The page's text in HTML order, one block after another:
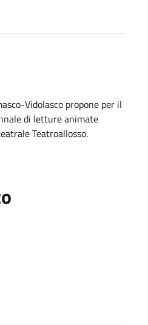
Vidolasco propone per il
di letture animate
Teatroallosso.